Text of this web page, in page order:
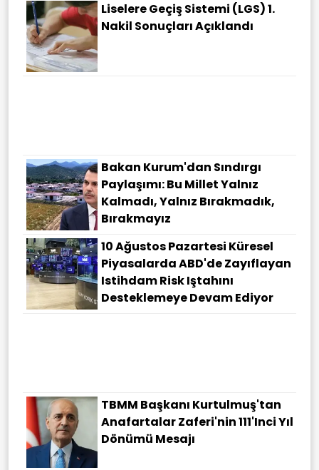
Liselere Geçiş Sistemi (LGS) 1.
Nakil Sonuçları Açıklandı
Bakan Kurum'dan Sındırgı
Paylaşımı: Bu Millet Yalnız
Kalmadı, Yalnız Bırakmadık,
10 Ağustos Pazartesi Küresel
Piyasalarda ABD'de Zayıflayan
Istihdam Risk Iştahını
TBMM Başkanı Kurtulmuş'tan
Anafartalar Zaferi'nin 111'inci Yıl